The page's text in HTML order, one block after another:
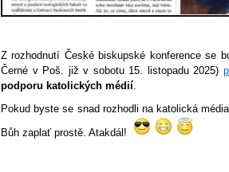
Z rozhodnutí České biskupské konference se
Černé v Poš. již v sobotu 15. listopadu 2025)
podporu katolických médií.
Pokud byste se snad rozhodli na katolická
Bůh zaplať prostě. Atakdál!